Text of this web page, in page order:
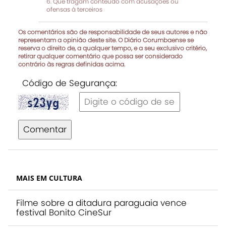
ofensas à terceiros
Os comentários são de responsabilidade de seus autores e não
representam a opinião deste site. O Diário Corumbaense se
reserva o direito de, a qualquer tempo, e a seu exclusivo critério,
retirar qualquer comentário que possa ser considerado
contrário às regras definidas acima.
Código de Segurança:
Comentar
MAIS EM CULTURA
Filme sobre a ditadura paraguaia vence
festival Bonito CineSur